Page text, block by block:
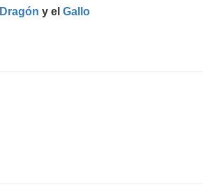
Dragón y el Gallo